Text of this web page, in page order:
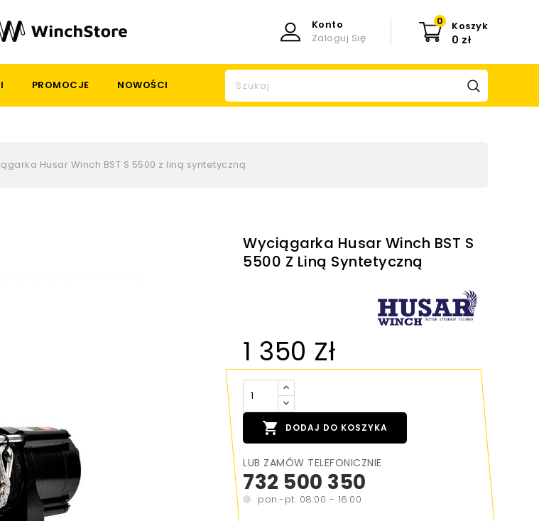
Koszyk
0
0 zł
Konto
Zaloguj Się
PROMOCJE NOWOŚCI
Husar Winch BST S 5500 z liną syntetyczną
Wyciągarka Husar Winch BST S
5500 Z Liną Syntetyczną
1 350 Zł
 DODAJ DO KOSZYKA
LUB ZAMÓW TELEFONICZNIE
732 500 350
pon.-pt: 08:00 - 16:00